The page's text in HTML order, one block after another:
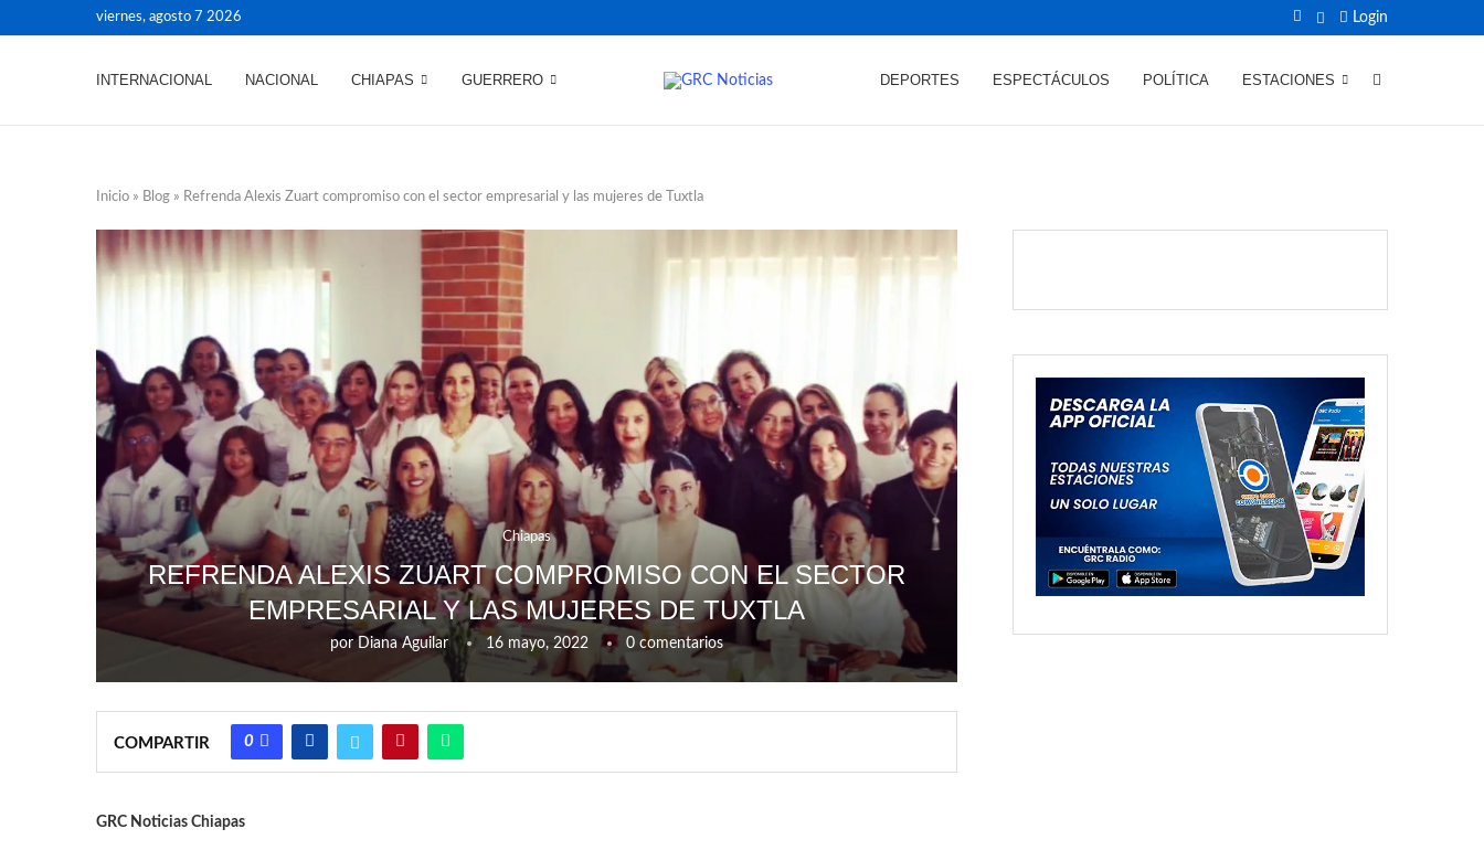
viernes, agosto 7 2026 Login
INTERNACIONAL NACIONAL CHIAPAS GUERRERO DEPORTES ESPECTÁCULOS POLÍTICA ESTACIONES
Inicio » Blog » Refrenda Alexis Zuart compromiso con el sector empresarial y las mujeres de Tuxtla
Chiapas
REFRENDA ALEXIS ZUART COMPROMISO CON EL SECTOR
EMPRESARIAL Y LAS MUJERES DE TUXTLA
por Diana Aguilar 16 mayo, 2022 0 comentarios
COMPARTIR 0
GRC Noticias Chiapas